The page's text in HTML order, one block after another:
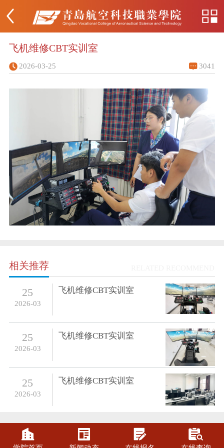
飞机维修CBT实训室
2026-03-25 3041
相关推荐
25
2026-03
飞机维修CBT实训室
25
2026-03
飞机维修CBT实训室
25
2026-03
飞机维修CBT实训室
   